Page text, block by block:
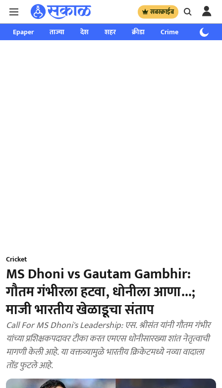
सबस्क्राईब
Epaper ताज्या देश शहर क्रीडा Crime साप्ताहिक
Cricket
MS Dhoni vs Gautam Gambhir:
गौतम गंभीरला हटवा, धोनीला आणा...;
माजी भारतीय खेळाडूचा संताप
Call For MS Dhoni's Leadership: एस. श्रीसंत यांनी गौतम गंभीर
यांच्या प्रशिक्षकपदावर टीका करत एमएस धोनीसारख्या शांत नेतृत्वाची
मागणी केली आहे. या वक्तव्यामुळे भारतीय क्रिकेटमध्ये नव्या वादाला
तोंड फुटले आहे.